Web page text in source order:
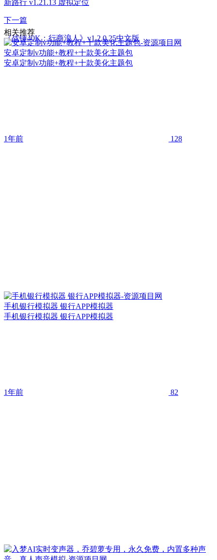
新路行 v1.21.13 虚拟定位
下一篇
《战锤40K：行商浪人》v1.2.0.25中文版
相关推荐
安卓定制v功能+教程+十款美化主题包
安卓定制v功能+教程+十款美化主题包
1年前 128
手机银行模拟器 银行APP模拟器
手机银行模拟器 银行APP模拟器
1年前 82